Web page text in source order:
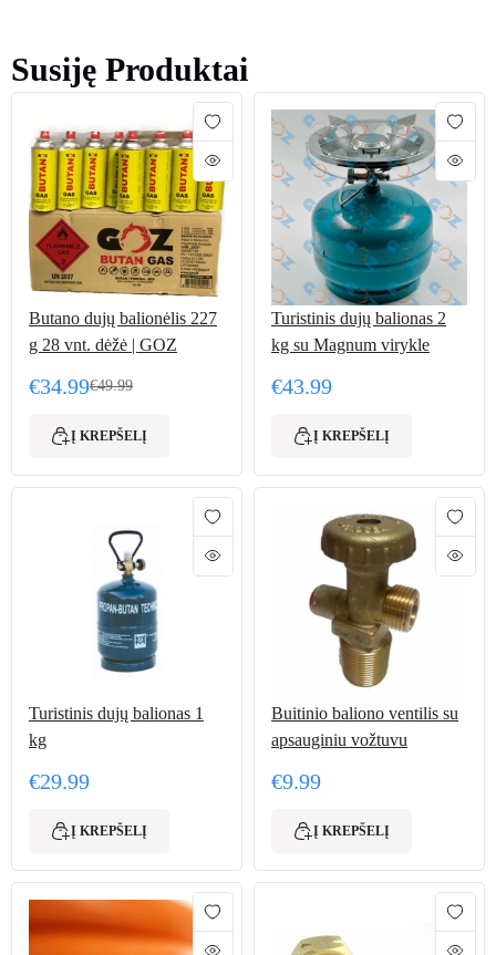
Susiję Produktai
Butano dujų balionėlis 227
g 28 vnt. dėžė | GOZ
€49.99
Original price was: €49.99.
€34.99
Current price is: €34.99.
Į KREPŠELĮ
Turistinis dujų balionas 2
kg su Magnum virykle
€43.99
Į KREPŠELĮ
Turistinis dujų balionas 1
kg
€29.99
Į KREPŠELĮ
Buitinio baliono ventilis su
apsauginiu vožtuvu
€9.99
Į KREPŠELĮ